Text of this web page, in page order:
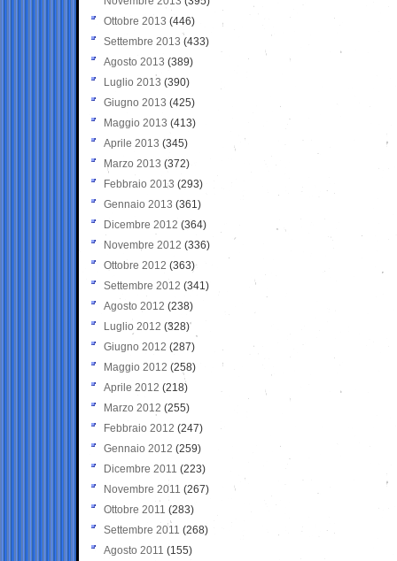
Ottobre 2013 (446)
Settembre 2013 (433)
Agosto 2013 (389)
Luglio 2013 (390)
Giugno 2013 (425)
Maggio 2013 (413)
Aprile 2013 (345)
Marzo 2013 (372)
Febbraio 2013 (293)
Gennaio 2013 (361)
Dicembre 2012 (364)
Novembre 2012 (336)
Ottobre 2012 (363)
Settembre 2012 (341)
Agosto 2012 (238)
Luglio 2012 (328)
Giugno 2012 (287)
Maggio 2012 (258)
Aprile 2012 (218)
Marzo 2012 (255)
Febbraio 2012 (247)
Gennaio 2012 (259)
Dicembre 2011 (223)
Novembre 2011 (267)
Ottobre 2011 (283)
Settembre 2011 (268)
Agosto 2011 (155)